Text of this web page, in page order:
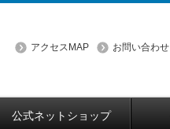
アクセスMAP お問い合わせ
公式ネットショップ